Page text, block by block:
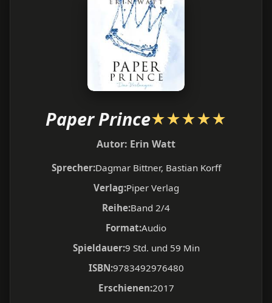
Paper Prince★★★★★
Autor: Erin Watt
Sprecher:Dagmar Bittner, Bastian Korff
Verlag:Piper Verlag
Reihe:Band 2/4
Format:Audio
Spieldauer:9 Std. und 59 Min
ISBN:9783492976480
Erschienen:2017